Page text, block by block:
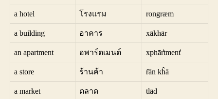
a hotel โรงแรม rongræm
a building อาคาร xākhār
an apartment อพาร์ตเมนต์ xphār̒tment̒
a store ร้านค้า r̂ān kĥā
a market ตลาด tlād